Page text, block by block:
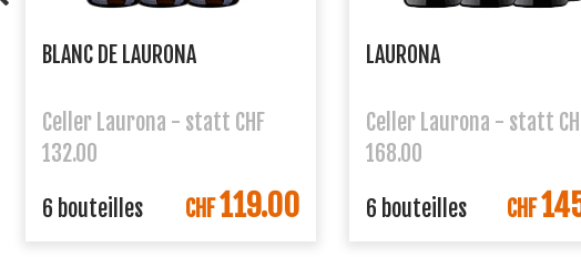
BLANC DE LAURONA
Celler Laurona - statt CHF
132.00
6 bouteilles
CHF119.00
LAURONA
Celler Laurona - statt
168.00
6 bouteilles
CHF